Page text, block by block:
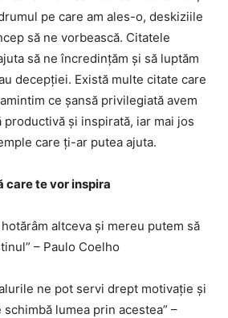
pe care am ales-o, deskiziile
să ne vorbească. Citatele
să ne încredințăm și să luptăm
decepției. Există multe citate care
ce șansă privilegiată avem
productivă și inspirată, iar mai jos
care ți-ar putea ajuta.
care te vor inspira
altceva și mereu putem să
– Paulo Coelho
ne pot servi drept motivație și
lumea prin acestea” –